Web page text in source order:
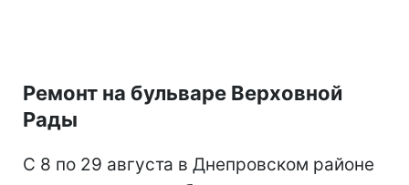
Ремонт на бульваре Верховной
Рады
С 8 по 29 августа в Днепровском районе